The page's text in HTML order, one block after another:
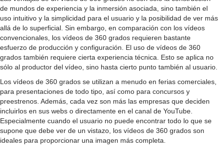
de mundos de experiencia y la inmersión asociada, sino también el
uso intuitivo y la simplicidad para el usuario y la posibilidad de ver más
allá de lo superficial. Sin embargo, en comparación con los vídeos
convencionales, los vídeos de 360 grados requieren bastante
esfuerzo de producción y configuración. El uso de vídeos de 360
grados también requiere cierta experiencia técnica. Esto se aplica no
sólo al productor del vídeo, sino hasta cierto punto también al usuario.
Los vídeos de 360 grados se utilizan a menudo en ferias comerciales,
para presentaciones de todo tipo, así como para concursos y
preestrenos. Además, cada vez son más las empresas que deciden
incluirlos en sus webs o directamente en el canal de YouTube.
Especialmente cuando el usuario no puede encontrar todo lo que se
supone que debe ver de un vistazo, los vídeos de 360 grados son
ideales para proporcionar una imagen más completa.